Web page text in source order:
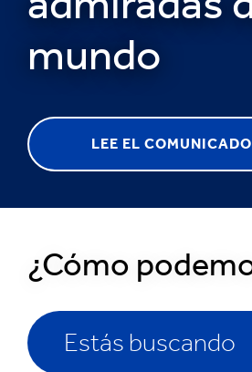
mundo
LEE EL
Smurfit
reconocida
como
¿Cómo
Estás buscando